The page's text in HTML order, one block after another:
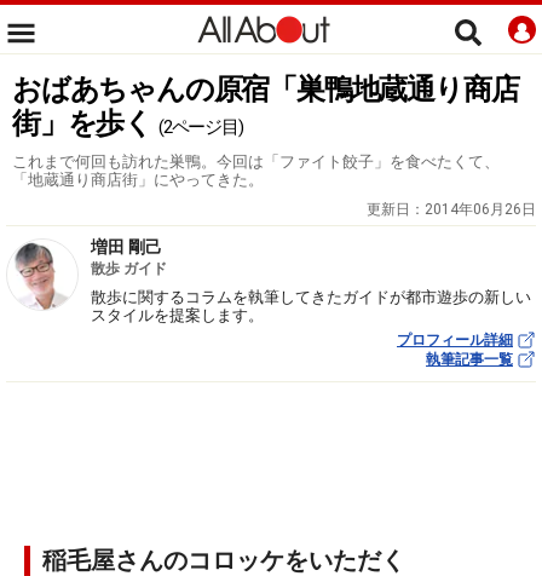
おばあちゃんの原宿「巣鴨地蔵通り商店
街」を歩く
(2ページ目)
これまで何回も訪れた巣鴨。今回は「ファイト餃子」を食べたくて、
「地蔵通り商店街」にやってきた。
更新日： 2014年06月26日
増田 剛己
散歩 ガイド
散歩に関するコラムを執筆してきたガイドが都市遊歩の新しい
スタイルを提案します。
プロフィール詳細
執筆記事一覧
稲毛屋さんのコロッケをいただく